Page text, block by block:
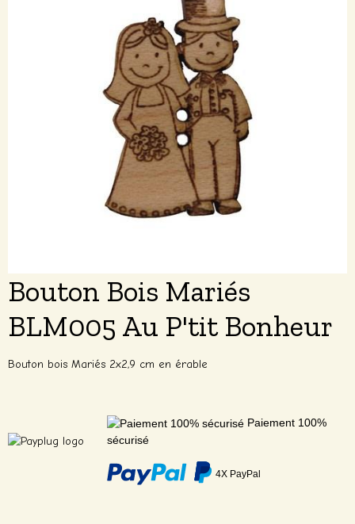
Bouton Bois Mariés
BLM005 Au P'tit Bonheur
Bouton bois Mariés 2x2,9 cm en érable
Paiement 100%
sécurisé
4X PayPal